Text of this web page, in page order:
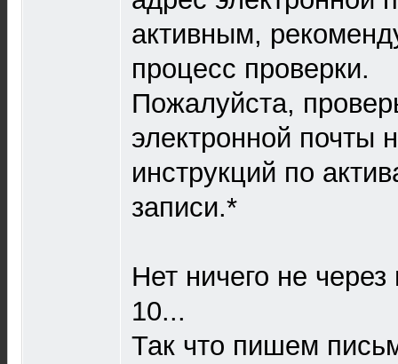
активным,
процесс проверки.
Пожалуйста,
электронной почты
инструкций по
записи.*
Нет ничего не
10...
Так что пишем